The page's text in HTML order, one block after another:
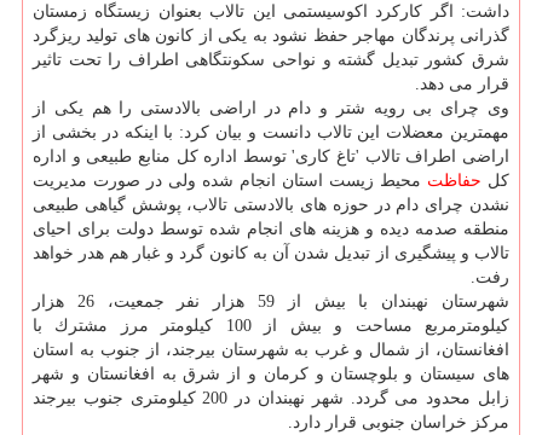
داشت: اگر كاركرد اكوسیستمی این تالاب بعنوان زیستگاه زمستان
گذرانی پرندگان مهاجر حفظ نشود به یكی از كانون های تولید ریزگرد
شرق كشور تبدیل گشته و نواحی سكونتگاهی اطراف را تحت تاثیر
قرار می دهد.
وی چرای بی رویه شتر و دام در اراضی بالادستی را هم یكی از
مهمترین معضلات این تالاب دانست و بیان كرد: با اینكه در بخشی از
اراضی اطراف تالاب 'تاغ كاری' توسط اداره كل منابع طبیعی و اداره
كل حفاظت محیط زیست استان انجام شده ولی در صورت مدیریت
نشدن چرای دام در حوزه های بالادستی تالاب، پوشش گیاهی طبیعی
منطقه صدمه دیده و هزینه های انجام شده توسط دولت برای احیای
تالاب و پیشگیری از تبدیل شدن آن به كانون گرد و غبار هم هدر خواهد
رفت.
شهرستان نهبندان با بیش از 59 هزار نفر جمعیت، 26 هزار
كیلومترمربع مساحت و بیش از 100 كیلومتر مرز مشترك با
افغانستان، از شمال و غرب به شهرستان بیرجند، از جنوب به استان
های سیستان و بلوچستان و كرمان و از شرق به افغانستان و شهر
زابل محدود می گردد. شهر نهبندان در 200 كیلومتری جنوب بیرجند
مركز خراسان جنوبی قرار دارد.